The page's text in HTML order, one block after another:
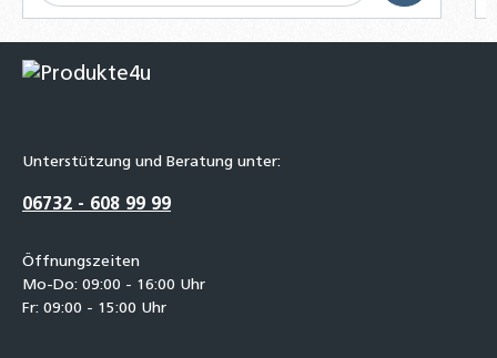
Unterstützung und Beratung unter:
06732 - 608 99 99
Öffnungszeiten
Mo-Do: 09:00 - 16:00 Uhr
Fr: 09:00 - 15:00 Uhr